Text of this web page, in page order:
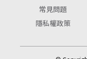
常見問題
隱私權政策